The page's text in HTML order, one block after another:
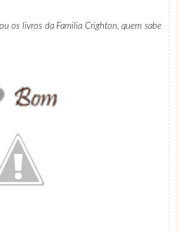
os livros da Familia Crighton, quem sabe